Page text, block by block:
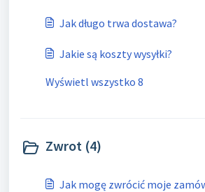
Jak długo trwa dostawa?
Jakie są koszty wysyłki?
Wyświetl wszystko 8
Zwrot (4)
Jak mogę zwrócić moje